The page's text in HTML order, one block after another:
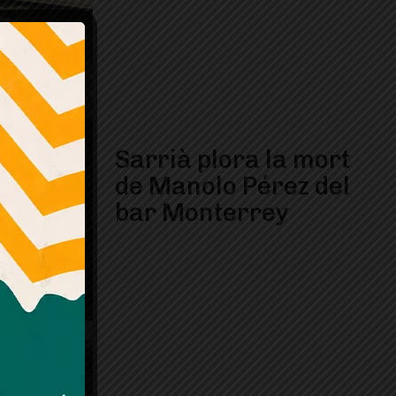
Sarrià plora la mort
de Manolo Pérez del
bar Monterrey